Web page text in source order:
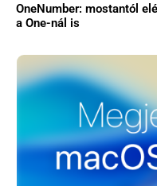
OneNumber: mostantól
a One-nál is